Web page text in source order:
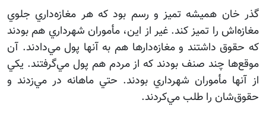
گذر خان هميشه تميز و رسم بود كه هر مغازه‌داري جلوي
مغازه‌اش را تميز كند. غير از اين، مأموران شهرداري هم بودند
كه حقوق داشتند و مغازه‌دارها هم به آنها پول مي‌دادند. آن
موقع‌ها چند صنف بودند كه از مردم هم پول مي‌گرفتند. يكي
از آنها مأموران شهرداري بودند. حتي ماهانه در مي‌زدند و
حقوق‌شان را طلب مي‌كردند.